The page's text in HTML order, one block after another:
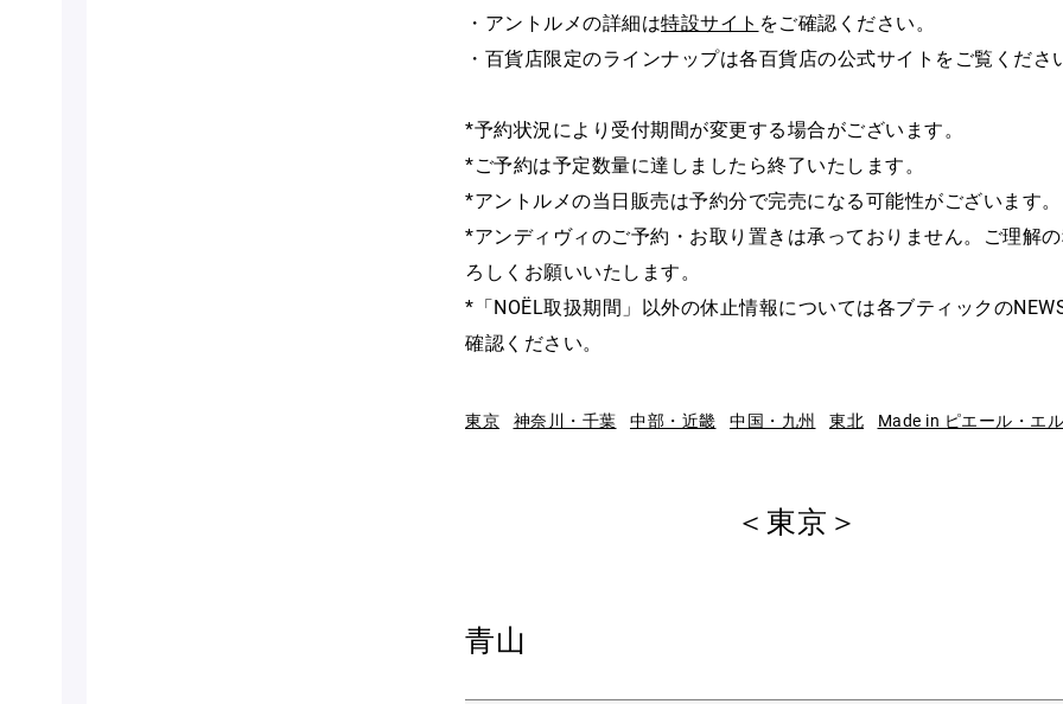
・アントルメの詳細は特設サイト をご確認ください。
・百貨店限定のラインナップは各百貨店の公式サイトをご覧くださ
*予約状況により受付期間が変更する場合がございます。
*ご予約は予定数量に達しましたら終了いたします。
*アントルメの当日販売は予約分で完売になる可能性がございます。
*アンディヴィのご予約・お取り置きは承っておりません。ご理解
ろしくお願いいたします。
*「NOËL取扱期間」以外の休止情報については各ブティックの
確認ください。
東京 神奈川・千葉 中部・近畿 中国・九州 東北 Made in ピエール・エ
＜東京＞
青山